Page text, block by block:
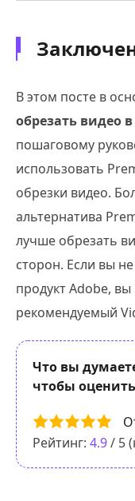
В этом посте в
обрезать видео
пошаговому
использовать
обрезки видео.
альтернатива
лучше обрезать
сторон. Если вы
продукт Adobe,
рекомендуемый
Что вы
чтобы оценить
Рейтинг: 4.9/ 5